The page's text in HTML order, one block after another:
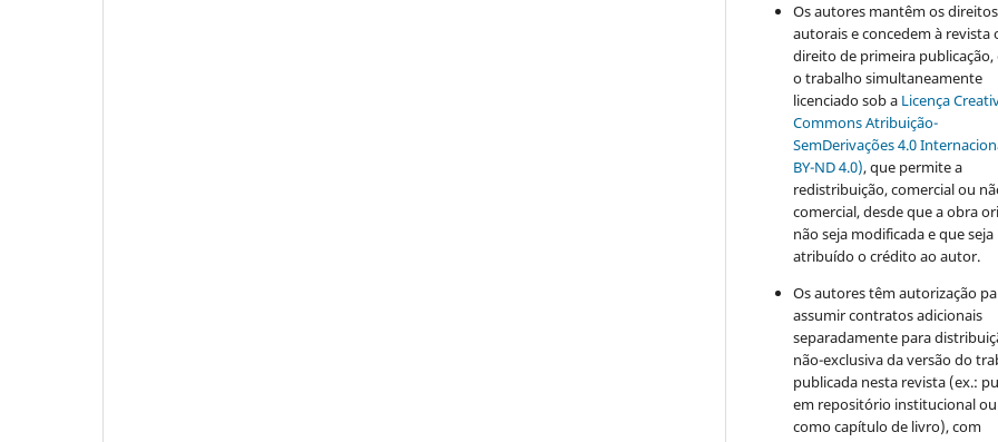
Os autores mantêm os direitos
autorais e concedem à revista
direito de primeira publicação,
o trabalho simultaneamente
licenciado sob a Licença
Commons Atribuição-
SemDerivações 4.0
BY-ND 4.0), que permite a
redistribuição, comercial ou
comercial, desde que a obra
não seja modificada e que seja
atribuído o crédito ao autor.
Os autores têm autorização
assumir contratos adicionais
separadamente para
não-exclusiva da versão do
publicada nesta revista (ex.:
em repositório institucional ou
como capítulo de livro), com